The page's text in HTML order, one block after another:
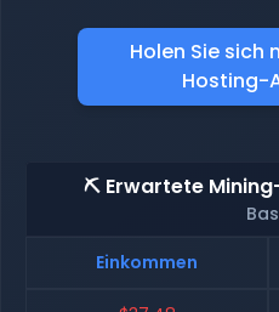
Holen Sie sich
Hosting-
⛏️ Erwartete
Einkommen